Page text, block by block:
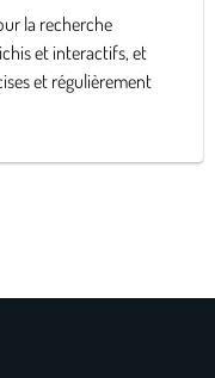
la recherche
et interactifs, et
et régulièrement